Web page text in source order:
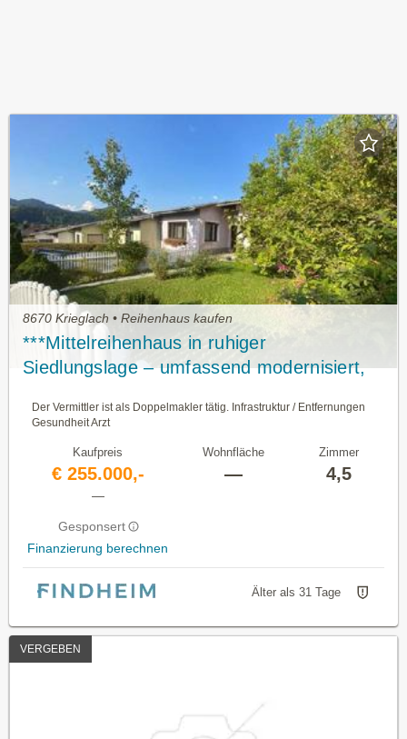
8670 Krieglach • Reihenhaus kaufen
***Mittelreihenhaus in ruhiger
Siedlungslage – umfassend modernisiert,
Der Vermittler ist als Doppelmakler tätig. Infrastruktur / Entfernungen
Gesundheit Arzt
Kaufpreis
€ 255.000,-
—
Gesponsert
Finanzierung berechnen
Wohnfläche
—
Zimmer
4,5
Älter als 31 Tage
VERGEBEN